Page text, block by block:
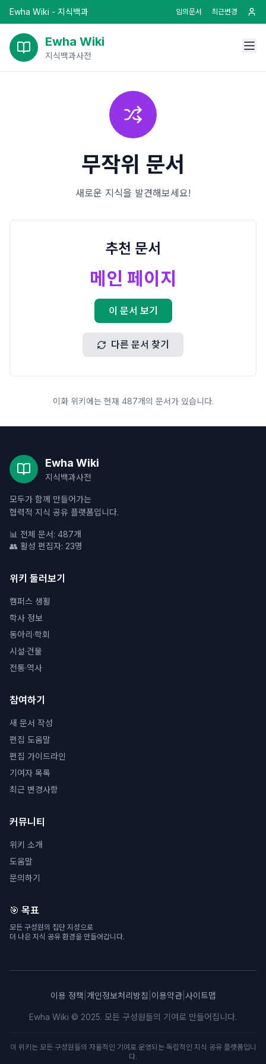
Ewha Wiki - 지식백과 임의문서 최근변경
Ewha Wiki
지식백과사전
무작위 문서
새로운 지식을 발견해보세요!
추천 문서
메인 페이지
이 문서 보기
다른 문서 찾기
이화 위키에는 현재 487개의 문서가 있습니다.
Ewha Wiki
지식백과사전
모두가 함께 만들어가는
협력적 지식 공유 플랫폼입니다.
📊 전체 문서: 487개
👥 활성 편집자: 23명
위키 둘러보기
캠퍼스 생활
학사 정보
동아리·학회
시설·건물
전통·역사
참여하기
새 문서 작성
편집 도움말
편집 가이드라인
기여자 목록
최근 변경사항
커뮤니티
위키 소개
도움말
문의하기
🎯 목표
모든 구성원의 집단 지성으로
더 나은 지식 공유 환경을 만들어갑니다.
이용 정책 개인정보처리방침 이용약관| 사이트맵
Ewha Wiki © 2025. 모든 구성원들의 기여로 만들어집니다.
이 위키는 모든 구성원들의 자율적인 기여로 운영되는 독립적인 지식 공유 플랫폼입니
다.